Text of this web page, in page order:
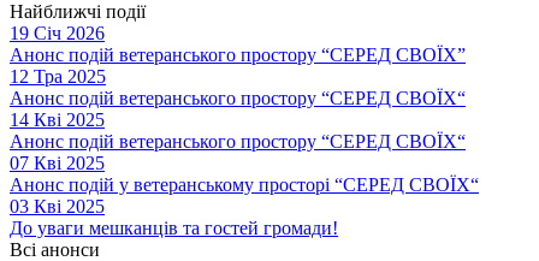
Найближчі події
19 Січ 2026
Анонс подій ветеранського простору “СЕРЕД СВОЇХ”
12 Тра 2025
Анонс подій ветеранського простору “СЕРЕД СВОЇХ“
14 Кві 2025
Анонс подій ветеранського простору “СЕРЕД СВОЇХ“
07 Кві 2025
Анонс подій у ветеранському просторі “СЕРЕД СВОЇХ“
03 Кві 2025
До уваги мешканців та гостей громади!
Всі анонси